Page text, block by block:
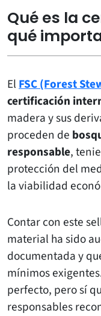
Qué es la
qué
ElFSC (Forest
certificación
madera y sus
proceden de
responsable,
protección del
la viabilidad
Contar con este
material ha sido
documentada y
mínimos
perfecto, pero sí
responsables